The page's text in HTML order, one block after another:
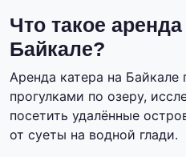
Что такое
Байкале?
Аренда катера на Байкале
прогулками по озеру,
посетить удалённые
от суеты на водной глади.